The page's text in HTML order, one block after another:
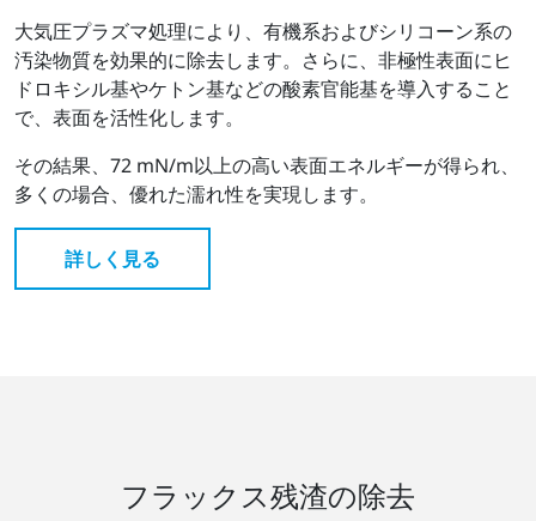
大気圧プラズマ処理により、有機系およびシリコーン系の
汚染物質を効果的に除去します。さらに、非極性表面にヒ
ドロキシル基やケトン基などの酸素官能基を導入すること
で、表面を活性化します。
その結果、72 mN/m以上の高い表面エネルギーが得られ、
多くの場合、優れた濡れ性を実現します。
詳しく見る
フラックス残渣の除去